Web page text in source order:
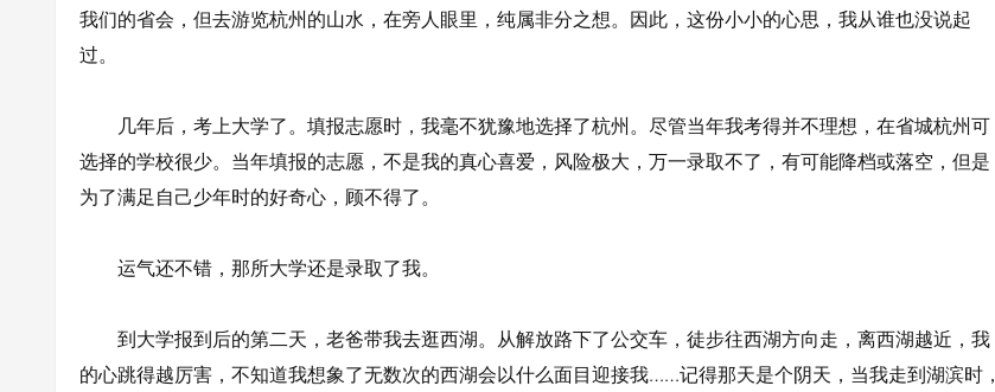
我们的省会，但去游览杭州的山水，在旁人眼里，纯属非分之想。因此，这份小小的心思，我从谁也没说起
过。
几年后，考上大学了。填报志愿时，我毫不犹豫地选择了杭州。尽管当年我考得并不理想，在省城杭州可
选择的学校很少。当年填报的志愿，不是我的真心喜爱，风险极大，万一录取不了，有可能降档或落空，但是
为了满足自己少年时的好奇心，顾不得了。
运气还不错，那所大学还是录取了我。
到大学报到后的第二天，老爸带我去逛西湖。从解放路下了公交车，徒步往西湖方向走，离西湖越近，我
的心跳得越厉害，不知道我想象了无数次的西湖会以什么面目迎接我……记得那天是个阴天，当我走到湖滨时，